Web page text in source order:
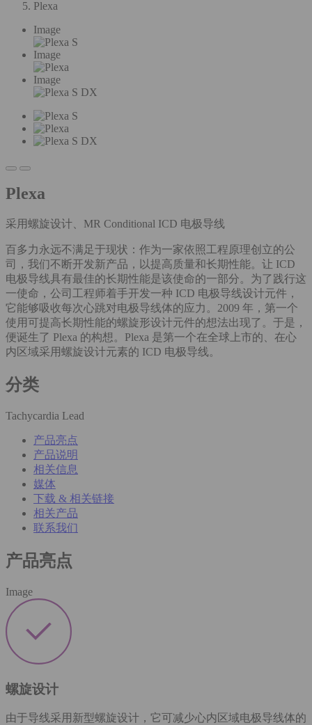
Plexa
Image
Image
Image
Plexa
采用螺旋设计、MR Conditional ICD 电极导线
百多力永远不满足于现状：作为一家依照工程原理创立的公
司，我们不断开发新产品，以提高质量和长期性能。让 ICD
电极导线具有最佳的长期性能是该使命的一部分。为了践行这
一使命，公司工程师着手开发一种 ICD 电极导线设计元件，
它能够吸收每次心跳对电极导线体的应力。2009 年，第一个
使用可提高长期性能的螺旋形设计元件的想法出现了。于是，
便诞生了 Plexa 的构想。Plexa 是第一个在全球上市的、在心
内区域采用螺旋设计元素的 ICD 电极导线。
分类
Tachycardia Lead
产品亮点
产品说明
相关信息
媒体
下载 & 相关链接
相关产品
联系我们
产品亮点
Image
螺旋设计
由于导线采用新型螺旋设计，它可减少心内区域电极导线体的